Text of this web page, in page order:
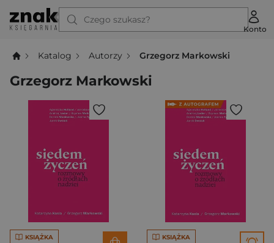
Czego szukasz?
Konto
Katalog Autorzy Grzegorz Markowski
Grzegorz Markowski
KSIĄŻKA KSIĄŻKA